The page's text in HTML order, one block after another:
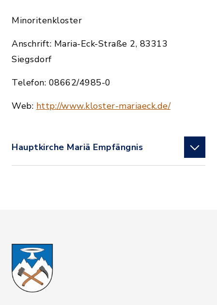
Minoritenkloster
Anschrift: Maria-Eck-Straße 2, 83313
Siegsdorf
Telefon: 08662/4985-0
Web: http://www.kloster-mariaeck.de/
Hauptkirche Mariä Empfängnis